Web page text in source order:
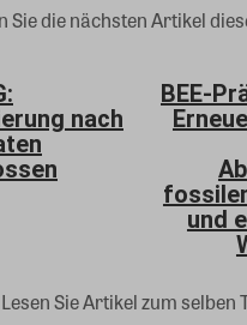
Sie die nächsten Artikel
nach
BEE-
und
Lesen Sie Artikel zum selben